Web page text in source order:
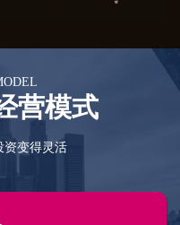
营模式
资变得灵活